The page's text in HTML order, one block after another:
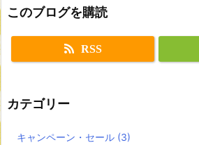
このブログを購読
RSS
カテゴリー
キャンペーン・セール (3)